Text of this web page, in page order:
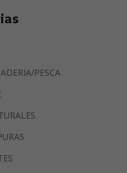
PESCA